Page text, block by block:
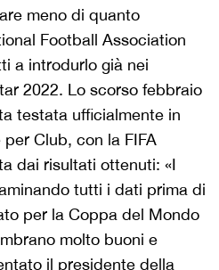
meno di quanto
Football Association
a introdurlo già nei
2022. Lo scorso febbraio
testata ufficialmente in
Club, con la FIFA
dai risultati ottenuti: «I
tutti i dati prima di
per la Coppa del Mondo
molto buoni e
il presidente della